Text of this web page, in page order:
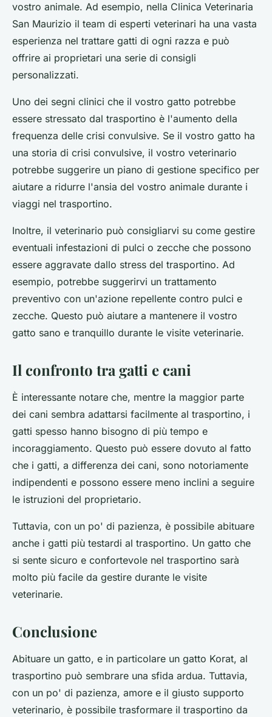
vostro animale. Ad esempio, nella Clinica Veterinaria
San Maurizio il team di esperti veterinari ha una vasta
esperienza nel trattare gatti di ogni razza e può
offrire ai proprietari una serie di consigli
personalizzati.
Uno dei segni clinici che il vostro gatto potrebbe
essere stressato dal trasportino è l'aumento della
frequenza delle crisi convulsive. Se il vostro gatto ha
una storia di crisi convulsive, il vostro veterinario
potrebbe suggerire un piano di gestione specifico per
aiutare a ridurre l'ansia del vostro animale durante i
viaggi nel trasportino.
Inoltre, il veterinario può consigliarvi su come gestire
eventuali infestazioni di pulci o zecche che possono
essere aggravate dallo stress del trasportino. Ad
esempio, potrebbe suggerirvi un trattamento
preventivo con un'azione repellente contro pulci e
zecche. Questo può aiutare a mantenere il vostro
gatto sano e tranquillo durante le visite veterinarie.
Il confronto tra gatti e cani
È interessante notare che, mentre la maggior parte
dei cani sembra adattarsi facilmente al trasportino, i
gatti spesso hanno bisogno di più tempo e
incoraggiamento. Questo può essere dovuto al fatto
che i gatti, a differenza dei cani, sono notoriamente
indipendenti e possono essere meno inclini a seguire
le istruzioni del proprietario.
Tuttavia, con un po' di pazienza, è possibile abituare
anche i gatti più testardi al trasportino. Un gatto che
si sente sicuro e confortevole nel trasportino sarà
molto più facile da gestire durante le visite
veterinarie.
Conclusione
Abituare un gatto, e in particolare un gatto Korat, al
trasportino può sembrare una sfida ardua. Tuttavia,
con un po' di pazienza, amore e il giusto supporto
veterinario, è possibile trasformare il trasportino da